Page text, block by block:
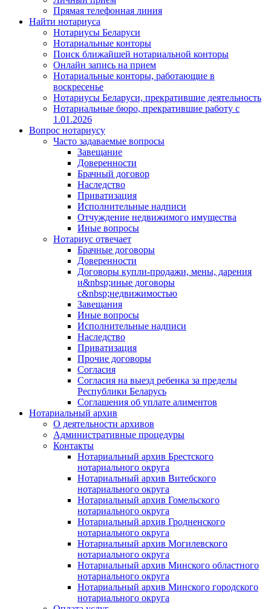
Прямая телефонная линия
Найти нотариуса
Нотариусы Беларуси
Нотариальные конторы
Поиск ближайшей нотариальной конторы
Онлайн запись на прием
Нотариальные конторы, работающие в
воскресенье
Нотариусы Беларуси, прекратившие деятельность
Нотариальные бюро, прекратившие работу с
1.01.2026
Вопрос нотариусу
Часто задаваемые вопросы
Завещание
Доверенности
Брачный договор
Наследство
Приватизация
Исполнительные надписи
Отчуждение недвижимого имущества
Иные вопросы
Нотариус отвечает
Брачные договоры
Доверенности
Договоры купли-продажи, мены, дарения
и&nbsp;иные договоры
с&nbsp;недвижимостью
Завещания
Иные вопросы
Исполнительные надписи
Наследство
Приватизация
Прочие договоры
Согласия
Согласия на выезд ребенка за пределы
Республики Беларусь
Соглашения об уплате алиментов
Нотариальный архив
О деятельности архивов
Административные процедуры
Контакты
Нотариальный архив Брестского
нотариального округа
Нотариальный архив Витебского
нотариального округа
Нотариальный архив Гомельского
нотариального округа
Нотариальный архив Гродненского
нотариального округа
Нотариальный архив Могилевского
нотариального округа
Нотариальный архив Минского областного
нотариального округа
Нотариальный архив Минского городского
нотариального округа